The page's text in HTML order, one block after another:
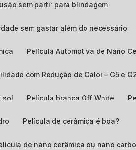
sem partir para blindagem
sem gastar além do necessário
Película Automotiva de Nano
com Redução de Calor – G5 e
sol película branca Off White
Película de cerâmica é boa?
de nano cerâmica ou nano